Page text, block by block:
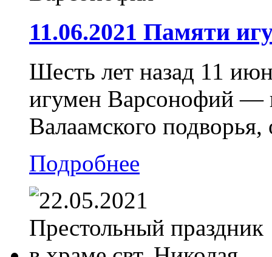
11.06.2021 Памяти
Шесть лет назад 11
игумен Варсонофий —
Валаамского
Подробнее